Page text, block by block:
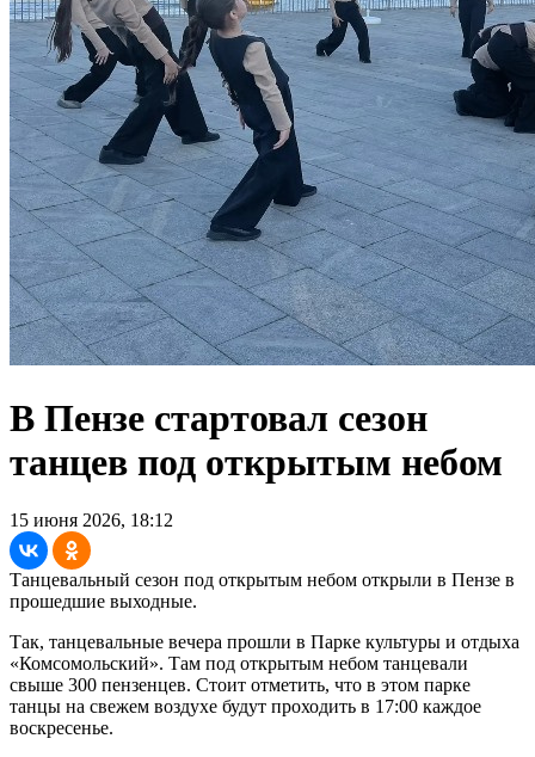
В Пензе стартовал сезон
танцев под открытым небом
15 июня 2026, 18:12
Танцевальный сезон под открытым небом открыли в Пензе в
прошедшие выходные.
Так, танцевальные вечера прошли в Парке культуры и отдыха
«Комсомольский». Там под открытым небом танцевали
свыше 300 пензенцев. Стоит отметить, что в этом парке
танцы на свежем воздухе будут проходить в 17:00 каждое
воскресенье.